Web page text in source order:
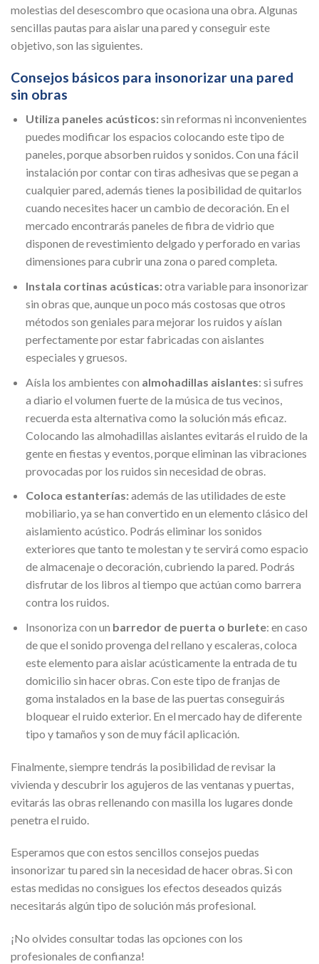
molestias del desescombro que ocasiona una obra. Algunas
sencillas pautas para aislar una pared y conseguir este
objetivo, son las siguientes.
Consejos básicos para insonorizar una pared
sin obras
Utiliza paneles acústicos:sin reformas ni inconvenientes
puedes modificar los espacios colocando este tipo de
paneles, porque absorben ruidos y sonidos. Con una fácil
instalación por contar con tiras adhesivas que se pegan a
cualquier pared, además tienes la posibilidad de quitarlos
cuando necesites hacer un cambio de decoración. En el
mercado encontrarás paneles de fibra de vidrio que
disponen de revestimiento delgado y perforado en varias
dimensiones para cubrir una zona o pared completa.
Instala cortinas acústicas:otra variable para insonorizar
sin obras que, aunque un poco más costosas que otros
métodos son geniales para mejorar los ruidos y aíslan
perfectamente por estar fabricadas con aislantes
especiales y gruesos.
Aísla los ambientes con almohadillas aislantes: si sufres
a diario el volumen fuerte de la música de tus vecinos,
recuerda esta alternativa como la solución más eficaz.
Colocando las almohadillas aislantes evitarás el ruido de la
gente en fiestas y eventos, porque eliminan las vibraciones
provocadas por los ruidos sin necesidad de obras.
Coloca estanterías:además de las utilidades de este
mobiliario, ya se han convertido en un elemento clásico del
aislamiento acústico. Podrás eliminar los sonidos
exteriores que tanto te molestan y te servirá como espacio
de almacenaje o decoración, cubriendo la pared. Podrás
disfrutar de los libros al tiempo que actúan como barrera
contra los ruidos.
Insonoriza con un barredor de puerta o burlete: en caso
de que el sonido provenga del rellano y escaleras, coloca
este elemento para aislar acústicamente la entrada de tu
domicilio sin hacer obras. Con este tipo de franjas de
goma instalados en la base de las puertas conseguirás
bloquear el ruido exterior. En el mercado hay de diferente
tipo y tamaños y son de muy fácil aplicación.
Finalmente, siempre tendrás la posibilidad de revisar la
vivienda y descubrir los agujeros de las ventanas y puertas,
evitarás las obras rellenando con masilla los lugares donde
penetra el ruido.
Esperamos que con estos sencillos consejos puedas
insonorizar tu pared sin la necesidad de hacer obras. Si con
estas medidas no consigues los efectos deseados quizás
necesitarás algún tipo de solución más profesional.
¡No olvides consultar todas las opciones con los
profesionales de confianza!